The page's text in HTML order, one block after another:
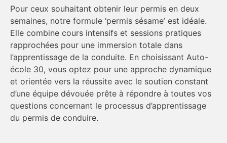
Pour ceux souhaitant obtenir leur permis en deux
semaines, notre formule ‘permis sésame’ est idéale.
Elle combine cours intensifs et sessions pratiques
rapprochées pour une immersion totale dans
l’apprentissage de la conduite. En choisissant Auto-
école 30, vous optez pour une approche dynamique
et orientée vers la réussite avec le soutien constant
d’une équipe dévouée prête à répondre à toutes vos
questions concernant le processus d’apprentissage
du permis de conduire.